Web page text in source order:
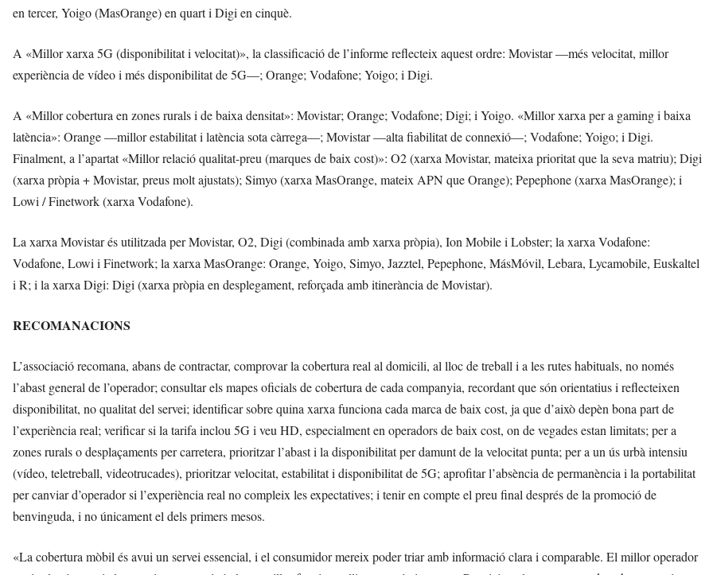
en tercer, Yoigo (MasOrange) en quart i Digi en cinquè.
A «Millor xarxa 5G (disponibilitat i velocitat)», la classificació de l’informe reflecteix aquest ordre: Movistar —més velocitat, millor
experiència de vídeo i més disponibilitat de 5G—; Orange; Vodafone; Yoigo; i Digi.
A «Millor cobertura en zones rurals i de baixa densitat»: Movistar; Orange; Vodafone; Digi; i Yoigo. «Millor xarxa per a gaming i baixa
latència»: Orange —millor estabilitat i latència sota càrrega—; Movistar —alta fiabilitat de connexió—; Vodafone; Yoigo; i Digi.
Finalment, a l’apartat «Millor relació qualitat-preu (marques de baix cost)»: O2 (xarxa Movistar, mateixa prioritat que la seva matriu); Digi
(xarxa pròpia + Movistar, preus molt ajustats); Simyo (xarxa MasOrange, mateix APN que Orange); Pepephone (xarxa MasOrange); i
Lowi / Finetwork (xarxa Vodafone).
La xarxa Movistar és utilitzada per Movistar, O2, Digi (combinada amb xarxa pròpia), Ion Mobile i Lobster; la xarxa Vodafone:
Vodafone, Lowi i Finetwork; la xarxa MasOrange: Orange, Yoigo, Simyo, Jazztel, Pepephone, MásMóvil, Lebara, Lycamobile, Euskaltel
i R; i la xarxa Digi: Digi (xarxa pròpia en desplegament, reforçada amb itinerància de Movistar).
RECOMANACIONS
L’associació recomana, abans de contractar, comprovar la cobertura real al domicili, al lloc de treball i a les rutes habituals, no només
l’abast general de l’operador; consultar els mapes oficials de cobertura de cada companyia, recordant que són orientatius i reflecteixen
disponibilitat, no qualitat del servei; identificar sobre quina xarxa funciona cada marca de baix cost, ja que d’això depèn bona part de
l’experiència real; verificar si la tarifa inclou 5G i veu HD, especialment en operadors de baix cost, on de vegades estan limitats; per a
zones rurals o desplaçaments per carretera, prioritzar l’abast i la disponibilitat per damunt de la velocitat punta; per a un ús urbà intensiu
(vídeo, teletreball, videotrucades), prioritzar velocitat, estabilitat i disponibilitat de 5G; aprofitar l’absència de permanència i la portabilitat
per canviar d’operador si l’experiència real no compleix les expectatives; i tenir en compte el preu final després de la promoció de
benvinguda, i no únicament el dels primers mesos.
«La cobertura mòbil és avui un servei essencial, i el consumidor mereix poder triar amb informació clara i comparable. El millor operador